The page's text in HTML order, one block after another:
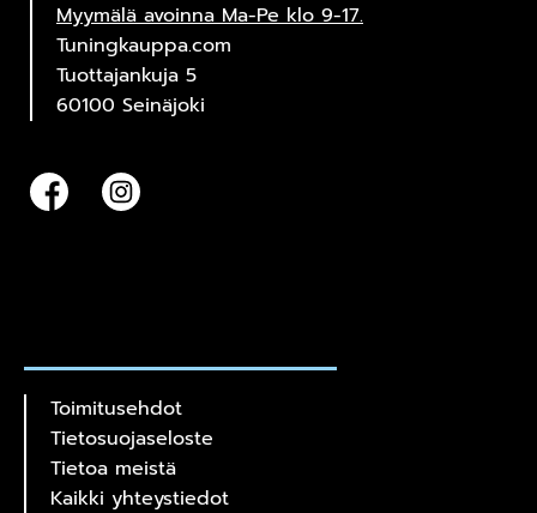
Myymälä avoinna Ma-Pe klo 9-17.
Tuningkauppa.com
Tuottajankuja 5
60100 Seinäjoki
Toimitusehdot
Tietosuojaseloste
Tietoa meistä
Kaikki yhteystiedot